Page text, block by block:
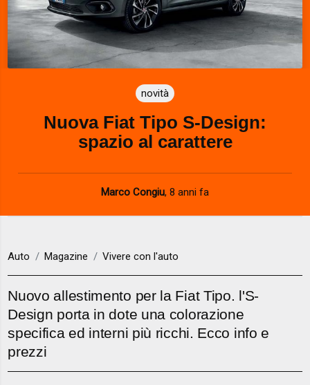
novità
Nuova Fiat Tipo S-Design:
spazio al carattere
Marco Congiu, 8 anni fa
Auto Magazine Vivere con l'auto
Nuovo allestimento per la Fiat Tipo. l'S-
Design porta in dote una colorazione
specifica ed interni più ricchi. Ecco info e
prezzi